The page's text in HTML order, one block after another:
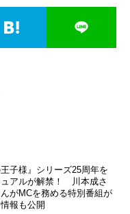
子様』シリーズ25周年を
アルが解禁！ 川本成さ
がMCを務める特別番組が
報も公開